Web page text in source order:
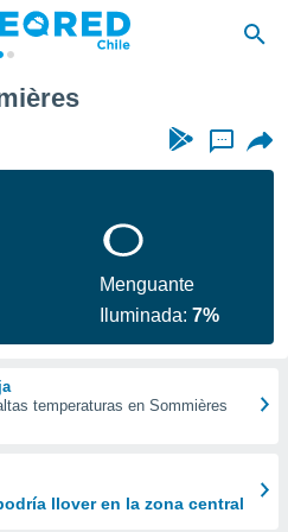
...
Menguante
Iluminada:7%
temperaturas en Sommières
llover en la zona central